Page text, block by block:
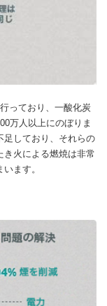
っており、一酸化炭
万人以上にのぼりま
足しており、それらの
き火による燃焼は非常
ます。